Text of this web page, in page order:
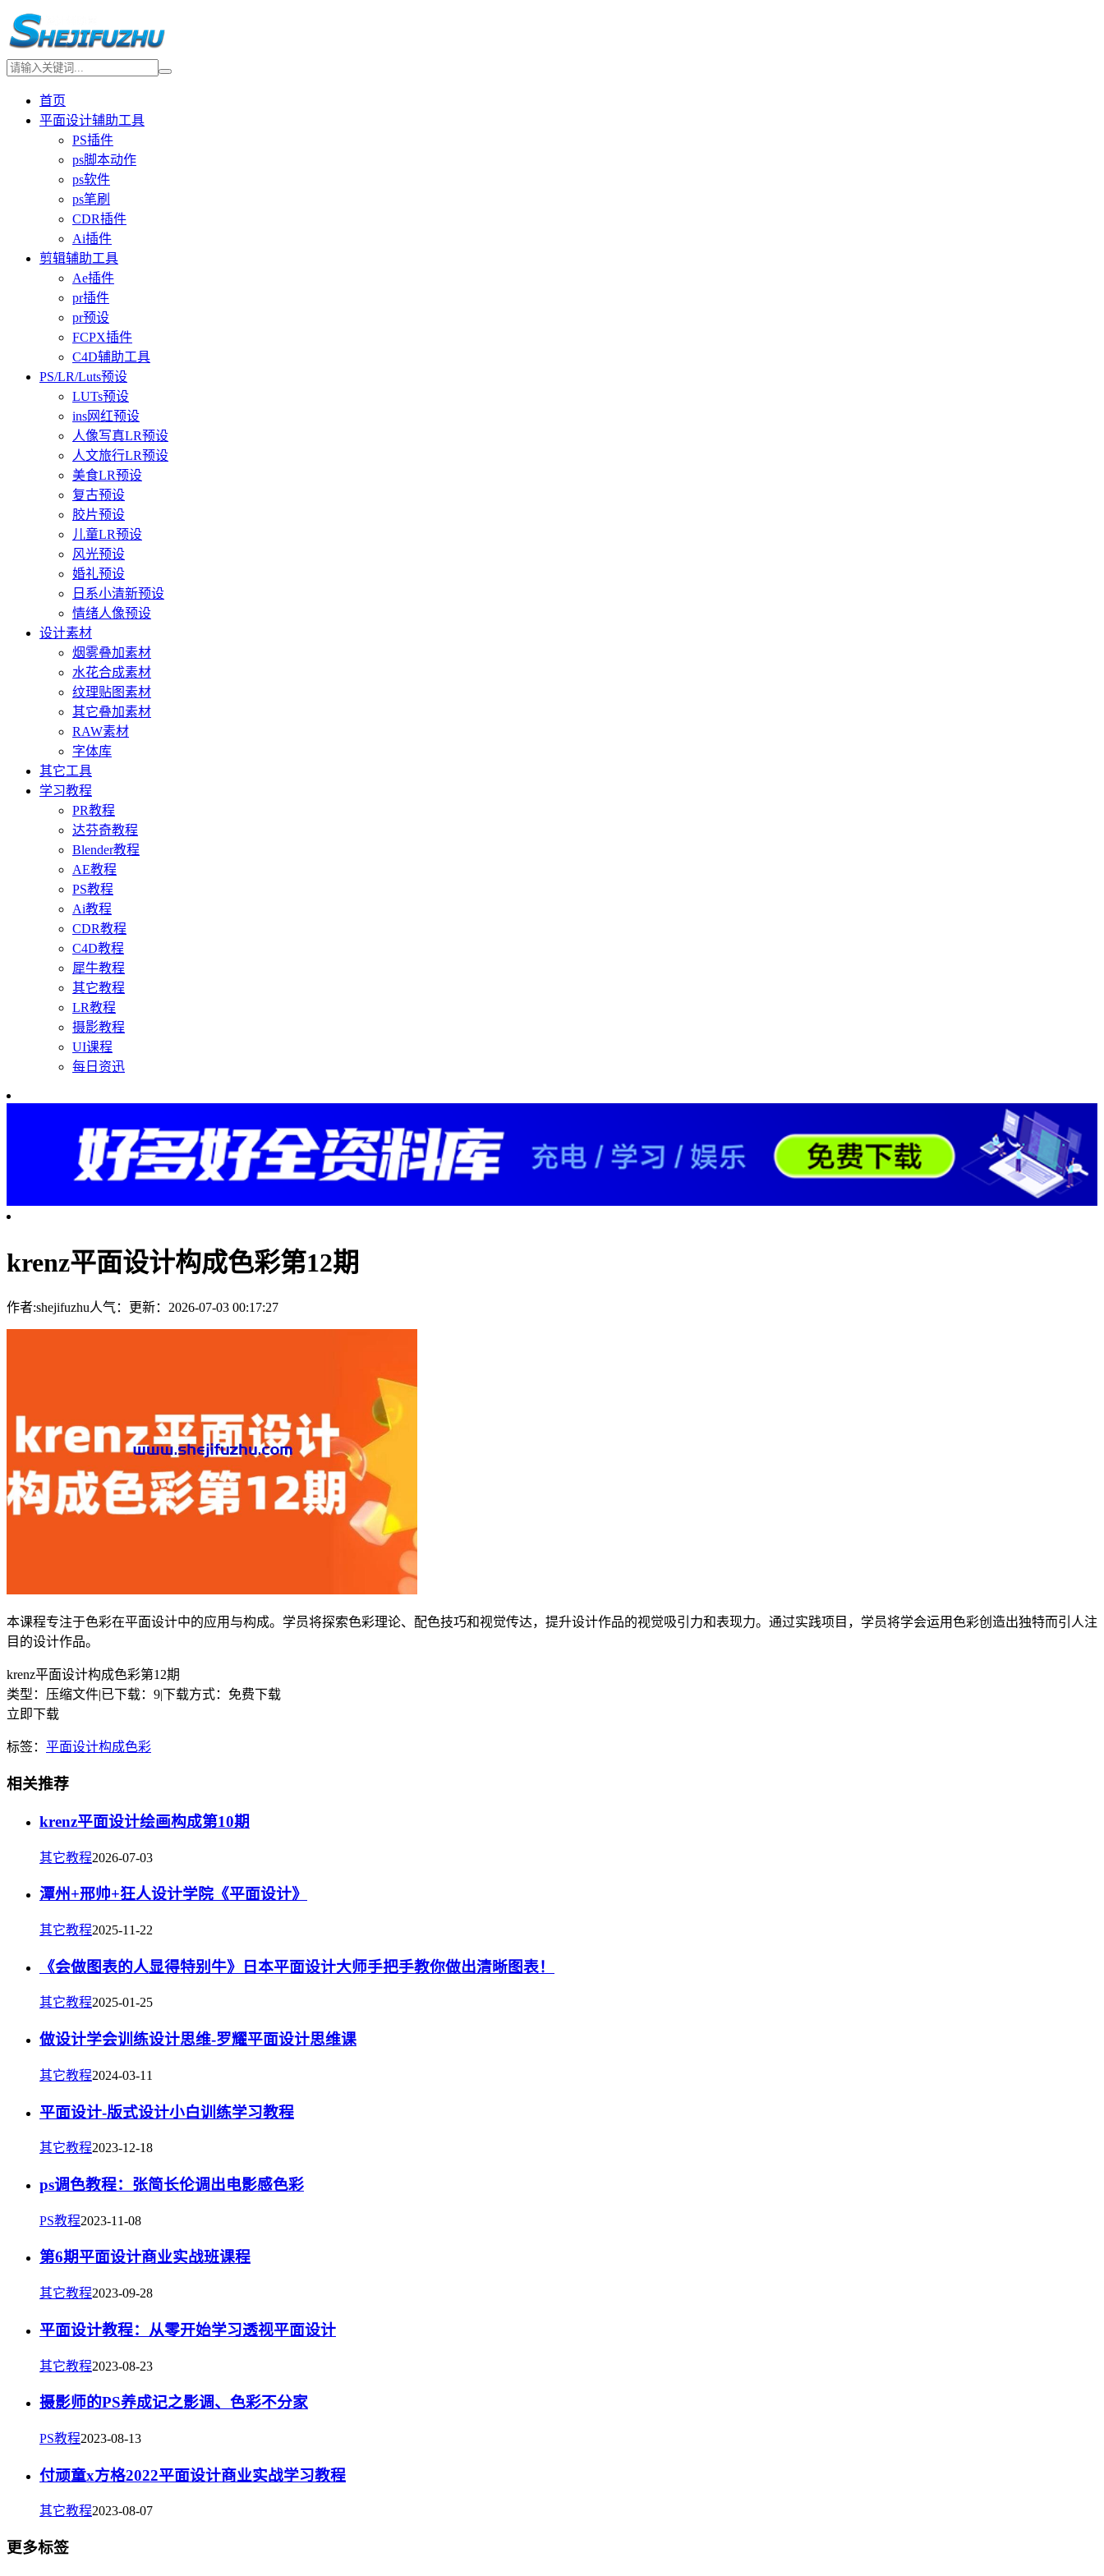
首页
平面设计辅助工具
PS插件
ps脚本动作
ps软件
ps笔刷
CDR插件
Ai插件
剪辑辅助工具
Ae插件
pr插件
pr预设
FCPX插件
C4D辅助工具
PS/LR/Luts预设
LUTs预设
ins网红预设
人像写真LR预设
人文旅行LR预设
美食LR预设
复古预设
胶片预设
儿童LR预设
风光预设
婚礼预设
日系小清新预设
情绪人像预设
设计素材
烟雾叠加素材
水花合成素材
纹理贴图素材
其它叠加素材
RAW素材
字体库
其它工具
学习教程
PR教程
达芬奇教程
Blender教程
AE教程
PS教程
Ai教程
CDR教程
C4D教程
犀牛教程
其它教程
LR教程
摄影教程
UI课程
每日资迅
krenz平面设计构成色彩第12期
作者:shejifuzhu人气： 更新：2026-07-03 00:17:27
本课程专注于色彩在平面设计中的应用与构成。学员将探索色彩理论、配色技巧和视觉传达，提升设计作品的视觉吸引力和表现力。通过实践项目，学员将学会运用色彩创造出独特而引人注
目的设计作品。
krenz平面设计构成色彩第12期
类型：压缩文件|已下载：9|下载方式：免费下载
立即下载
标签： 平面设计构成色彩
相关推荐
krenz平面设计绘画构成第10期
其它教程2026-07-03
潭州+邢帅+狂人设计学院《平面设计》
其它教程2025-11-22
《会做图表的人显得特别牛》日本平面设计大师手把手教你做出清晰图表！
其它教程2025-01-25
做设计学会训练设计思维-罗耀平面设计思维课
其它教程2024-03-11
平面设计-版式设计小白训练学习教程
其它教程2023-12-18
ps调色教程：张简长伦调出电影感色彩
PS教程2023-11-08
第6期平面设计商业实战班课程
其它教程2023-09-28
平面设计教程：从零开始学习透视平面设计
其它教程2023-08-23
摄影师的PS养成记之影调、色彩不分家
PS教程2023-08-13
付顽童x方格2022平面设计商业实战学习教程
其它教程2023-08-07
更多标签